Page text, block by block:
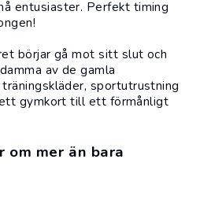
entusiaster. Perfekt timing
börjar gå mot sitt slut och
av de gamla
träningskläder, sportutrustning
gymkort till ett förmånligt
om mer än bara